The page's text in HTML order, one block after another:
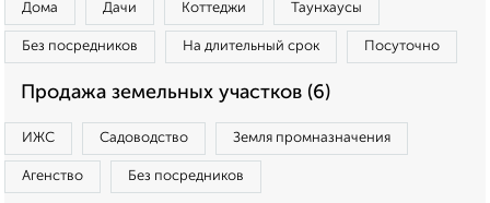
Дома Дачи Коттеджи Таунхаусы
Без посредников На длительный срок Посуточно
Продажа земельных участков (6)
ИЖС Садоводство Земля промназначения
Агенство Без посредников